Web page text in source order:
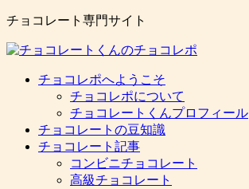
チョコレート専門サイト
チョコレポへようこそ
チョコレポについて
チョコレートくんプロフィール
チョコレートの豆知識
チョコレート記事
コンビニチョコレート
高級チョコレート